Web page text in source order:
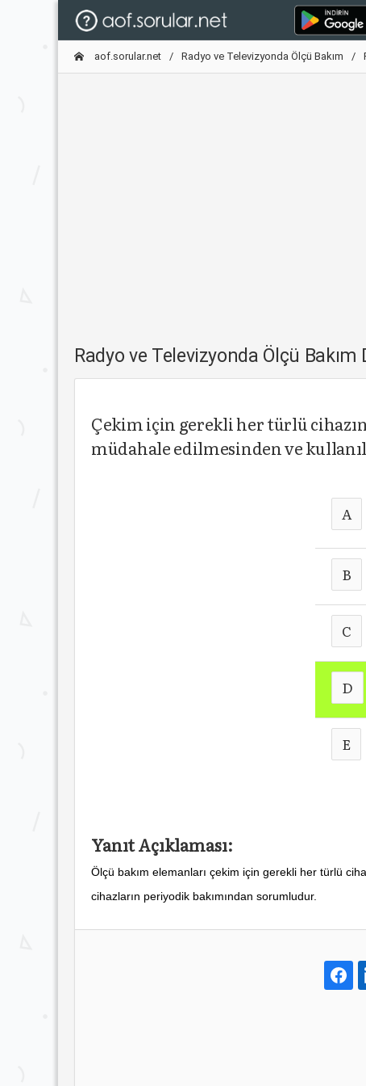
aof.sorular.net Radyo ve Televizyonda Ölçü Bakım
Radyo ve Televizyonda Ölçü
Çekim için gerekli her türlü
müdahale edilmesinden ve
A
B
C
D
E
Yanıt Açıklaması:
Ölçü bakım elemanları çekim için gerekli her türlü
cihazların periyodik bakımından sorumludur.